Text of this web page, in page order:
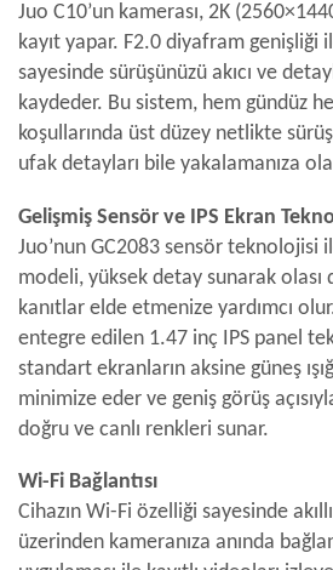
Juo C10’un kamerası, 2K
kayıt yapar. F2.0 diyafram genişliği
sayesinde sürüşünüzü akıcı ve
kaydeder. Bu sistem, hem gündüz
koşullarında üst düzey netlikte
ufak detayları bile yakalamanıza
Gelişmiş Sensör ve IPS Ekran
Juo’nun GC2083 sensör teknolojisi
modeli, yüksek detay sunarak
kanıtlar elde etmenize yardımcı
entegre edilen 1.47 inç IPS panel
standart ekranların aksine güneş
minimize eder ve geniş görüş
doğru ve canlı renkleri sunar.
Wi-Fi Bağlantısı
Cihazın Wi-Fi özelliği sayesinde
üzerinden kameranıza anında